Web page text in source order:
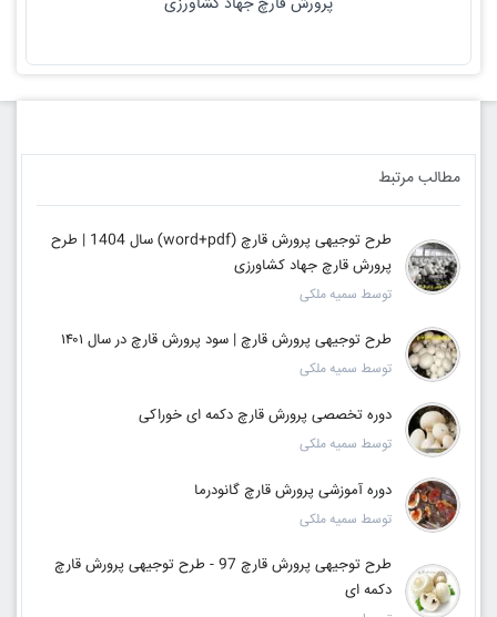
مطالب مرتبط
طرح توجیهی پرورش قارچ (word+pdf) سال 1404 | طرح
پرورش قارچ جهاد کشاورزی
توسط سمیه ملکی
طرح توجیهی پرورش قارچ | سود پرورش قارچ در سال ۱۴۰۱
توسط سمیه ملکی
دوره تخصصی پرورش قارچ دکمه ای خوراکی
توسط سمیه ملکی
دوره آموزشی پرورش قارچ گانودرما
توسط سمیه ملکی
طرح توجیهی پرورش قارچ 97 - طرح توجیهی پرورش قارچ
دکمه ای